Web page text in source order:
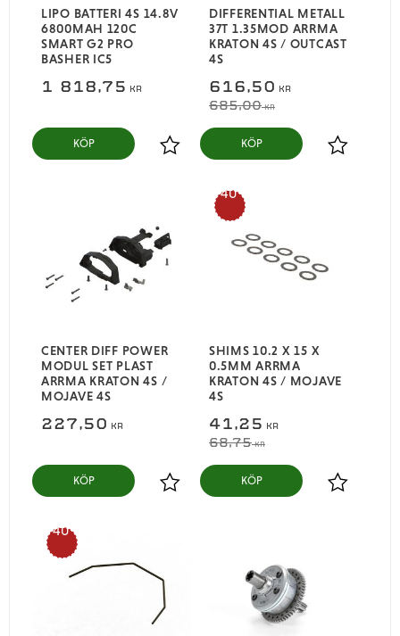
LIPO BATTERI 4S 14.8V
6800MAH 120C
SMART G2 PRO
BASHER IC5
1 818,75 KR
Lägg till i favoriter
KÖP
DIFFERENTIAL METALL
37T 1.35MOD ARRMA
KRATON 4S / OUTCAST
4S
616,50 KR
685,00KR
Lägg till i
KÖP
CENTER DIFF POWER
MODUL SET PLAST
ARRMA KRATON 4S /
MOJAVE 4S
227,50 KR
Lägg till i favoriter
KÖP
SHIMS 10.2 X 15 X
0.5MM ARRMA
KRATON 4S / MOJAVE
4S
41,25 KR
68,75KR
40
%
Lägg till i
KÖP
40
%